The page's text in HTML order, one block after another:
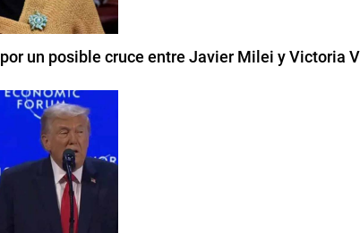
un posible cruce entre Javier Milei y Victoria